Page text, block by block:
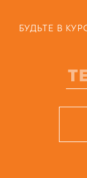
БУДЬТЕ В